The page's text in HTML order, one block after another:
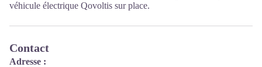
véhicule électrique Qovoltis sur place.
Contact
Adresse :